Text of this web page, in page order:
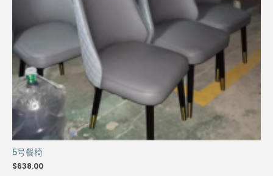
5号餐椅
$638.00